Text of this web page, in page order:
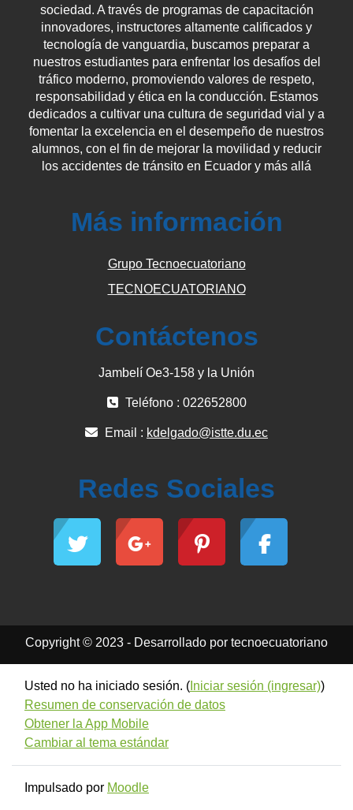
sociedad. A través de programas de capacitación
innovadores, instructores altamente calificados y
tecnología de vanguardia, buscamos preparar a
nuestros estudiantes para enfrentar los desafíos del
tráfico moderno, promoviendo valores de respeto,
responsabilidad y ética en la conducción. Estamos
dedicados a cultivar una cultura de seguridad vial y a
fomentar la excelencia en el desempeño de nuestros
alumnos, con el fin de mejorar la movilidad y reducir
los accidentes de tránsito en Ecuador y más allá
Más información
Grupo Tecnoecuatoriano
TECNOECUATORIANO
Contáctenos
Jambelí Oe3-158 y la Unión
Teléfono : 022652800
Email : kdelgado@istte.du.ec
Redes Sociales
Copyright © 2023 - Desarrollado por tecnoecuatoriano
Usted no ha iniciado sesión. ( Iniciar sesión (ingresar))
Resumen de conservación de datos
Obtener la App Mobile
Cambiar al tema estándar
Impulsado por Moodle